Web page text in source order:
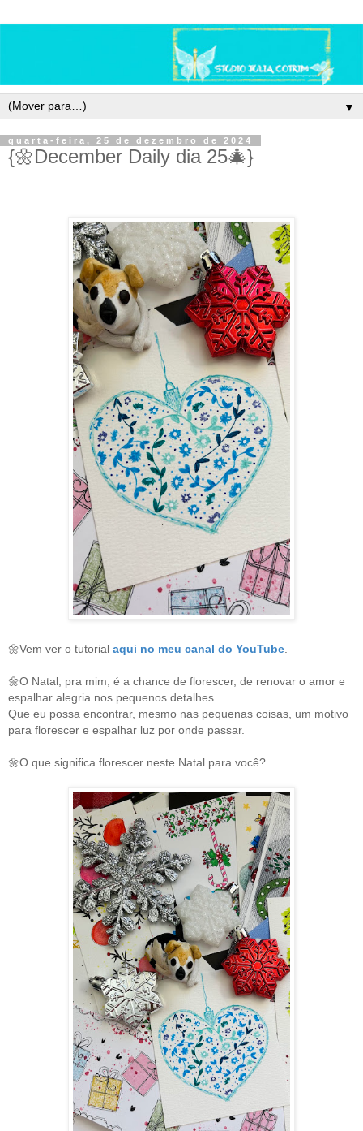
▼
quarta-feira, 25 de dezembro de 2024
{🌼December Daily dia 25🎄}
🌼Vem ver o tutorial aqui no meu canal do YouTube
🌼O Natal, pra mim, é a chance de florescer, de renovar o amor e
espalhar alegria nos pequenos detalhes.
Que eu possa encontrar, mesmo nas pequenas coisas, um motivo
para florescer e espalhar luz por onde passar.
🌼O que significa florescer neste Natal para você?